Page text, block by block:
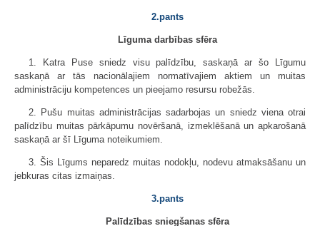
2.pants
Līguma darbības sfēra
1. Katra Puse sniedz visu palīdzību, saskaņā ar šo Līgumu
saskaņā ar tās nacionālajiem normatīvajiem aktiem un muitas
administrāciju kompetences un pieejamo resursu robežās.
2. Pušu muitas administrācijas sadarbojas un sniedz viena otrai
palīdzību muitas pārkāpumu novēršanā, izmeklēšanā un apkarošanā
saskaņā ar šī Līguma noteikumiem.
3. Šis Līgums neparedz muitas nodokļu, nodevu atmaksāšanu un
jebkuras citas izmaiņas.
3.pants
Palīdzības sniegšanas sfēra